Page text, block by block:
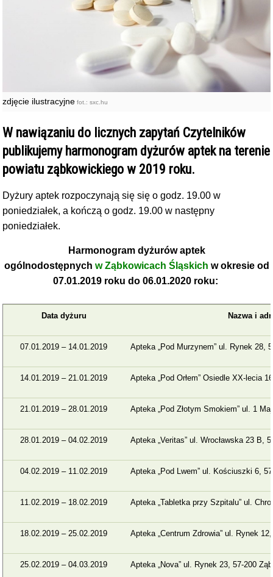
zdjęcie ilustracyjne fot.: sxc.hu
W nawiązaniu do licznych zapytań Czytelników
publikujemy harmonogram dyżurów aptek na terenie
powiatu ząbkowickiego w 2019 roku.
Dyżury aptek rozpoczynają się się o godz. 19.00 w
poniedziałek, a kończą o godz. 19.00 w następny
poniedziałek.
Harmonogram dyżurów aptek
ogólnodostępnych w Ząbkowicach Śląskich w okresie od
07.01.2019 roku do 06.01.2020 roku:
Data dyżuru Nazwa i
07.01.2019 – 14.01.2019 Apteka „Pod Murzynem” ul. Rynek 28,
14.01.2019 – 21.01.2019 Apteka „Pod Orłem” Osiedle XX-lecia
21.01.2019 – 28.01.2019 Apteka „Pod Złotym Smokiem” ul. 1
28.01.2019 – 04.02.2019 Apteka „Veritas” ul. Wrocławska 23 B,
04.02.2019 – 11.02.2019 Apteka „Pod Lwem” ul. Kościuszki 6,
11.02.2019 – 18.02.2019 Apteka „Tabletka przy Szpitalu” ul.
18.02.2019 – 25.02.2019 Apteka „Centrum Zdrowia” ul. Rynek
25.02.2019 – 04.03.2019 Apteka „Nova” ul. Rynek 23, 57-200